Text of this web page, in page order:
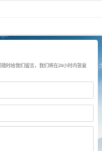
时给我们留言，我们将在24小时内答复